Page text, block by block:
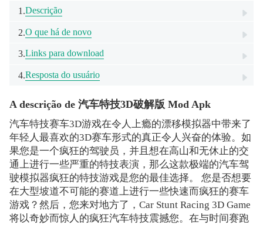
1.Descrição
2.O que há de novo
3.Links para download
4.Resposta do usuário
A descrição de 汽车特技3D破解版 Mod Apk
汽车特技赛车3D游戏在令人上瘾的漂移模拟器中带来了
年轻人最喜欢的3D赛车形式的真正令人兴奋的体验。如
果您是一个疯狂的驾驶员，并且想在高山和无休止的交
通上进行一些严重的特技表演，那么这款极端的汽车驾
驶模拟器疯狂的特技游戏是您的最佳选择。 您是否想要
在大型坡道不可能的赛道上进行一些快速而疯狂的赛车
游戏？然后，您来对地方了，Car Stunt Racing 3D Game
将以奇妙而惊人的疯狂汽车特技震撼您。在与时间赛跑